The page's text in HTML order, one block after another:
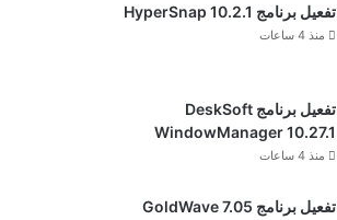
تفعيل برنامج HyperSnap 10.2.1
منذ 4 ساعات
تفعيل برنامج DeskSoft
WindowManager 10.27.1
منذ 4 ساعات
تفعيل برنامج GoldWave 7.05